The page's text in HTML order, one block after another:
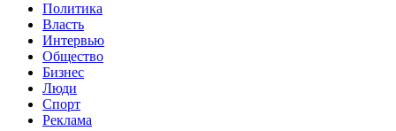
Политика
Власть
Интервью
Общество
Бизнес
Люди
Спорт
Реклама